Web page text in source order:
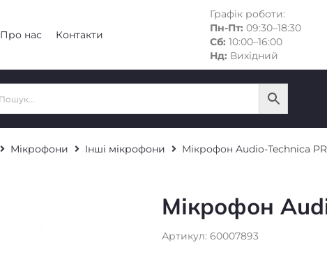
Про нас Контакти
Графік роботи:
Пн-Пт: 09:30–18:30
Сб: 10:00–16:00
Нд: Вихідний
Мікрофони Інші мікрофони Мікрофон Audio-Technica
Мікрофон
Артикул: 60007893